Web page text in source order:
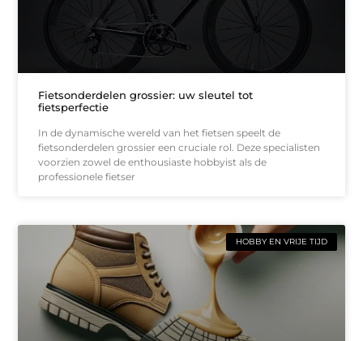
Fietsonderdelen grossier: uw sleutel tot
fietsperfectie
In de dynamische wereld van het fietsen speelt de
fietsonderdelen grossier een cruciale rol. Deze specialisten
voorzien zowel de enthousiaste hobbyist als de
professionele fietser
HOBBY EN VRIJE TIJD